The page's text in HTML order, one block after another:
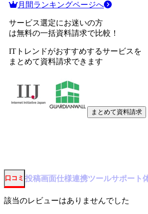
月間ランキングページへ
サービス選定にお迷いの方
は無料の一括資料請求で比較！
ITトレンドがおすすめするサービスを
まとめて資料請求できます
まとめて資料請求
口コミ 投稿画面仕様連携ツールサポート
該当のレビューはありませんでした